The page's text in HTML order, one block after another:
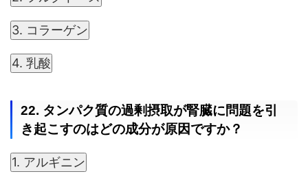
3. コラーゲン
4. 乳酸
22. タンパク質の過剰摂取が腎臓に問題を引
き起こすのはどの成分が原因ですか？
1. アルギニン